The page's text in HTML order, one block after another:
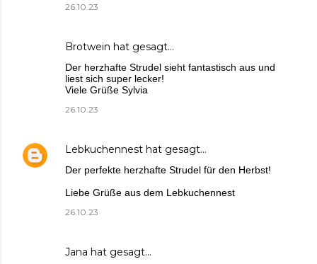
26.10.23
Brotwein hat gesagt…
Der herzhafte Strudel sieht fantastisch aus und
liest sich super lecker!
Viele Grüße Sylvia
26.10.23
Lebkuchennest hat gesagt…
Der perfekte herzhafte Strudel für den Herbst!
Liebe Grüße aus dem Lebkuchennest
26.10.23
Jana hat gesagt…